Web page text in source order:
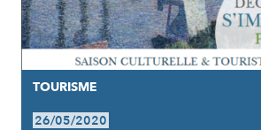
TOURISME
26/05/2020